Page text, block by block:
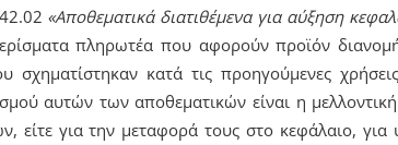
«Αποθεματικά διατιθέμενα για αύξηση
πληρωτέα που αφορούν προϊόν
σχηματίστηκαν κατά τις προηγούμενες
αυτών των αποθεματικών είναι η
είτε για την μεταφορά τους στο κεφάλαιο,